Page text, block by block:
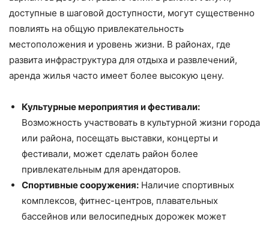
доступные в шаговой доступности, могут существенно
повлиять на общую привлекательность
местоположения и уровень жизни. В районах, где
развита инфраструктура для отдыха и развлечений,
аренда жилья часто имеет более высокую цену.
Культурные мероприятия и фестивали:
Возможность участвовать в культурной жизни города
или района, посещать выставки, концерты и
фестивали, может сделать район более
привлекательным для арендаторов.
Спортивные сооружения: Наличие спортивных
комплексов, фитнес-центров, плавательных
бассейнов или велосипедных дорожек может